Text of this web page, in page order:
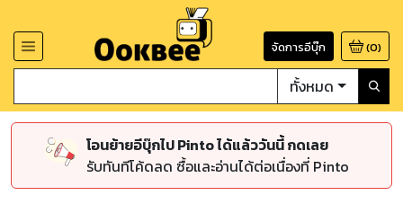
จัดการอีบุ๊ก (0)
ทั้งหมด
โอนย้ายอีบุ๊กไป Pinto ได้แล้ววันนี้ กดเลย
รับทันทีโค้ดลด ซื้อและอ่านได้ต่อเนื่องที่ Pinto